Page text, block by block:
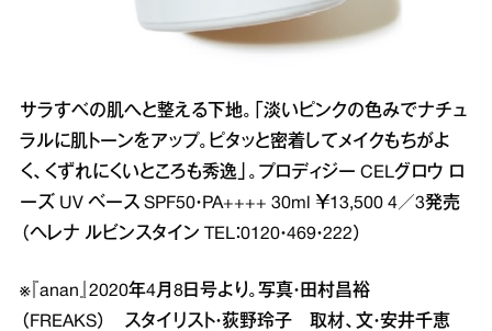
サラすべの肌へと整える下地。「淡いピンクの色みでナチュ
ラルに肌トーンをアップ。ピタッと密着してメイクもちがよ
く、くずれにくいところも秀逸」。プロディジー CELグロウ ロ
ーズ UV ベース SPF50・PA++++ 30ml ￥13,500 4／3発売
（ヘレナ ルビンスタイン TEL：0120・469・222）
※『anan』2020年4月8日号より。写真・田村昌裕
（FREAKS） スタイリスト・荻野玲子 取材、文・安井千恵